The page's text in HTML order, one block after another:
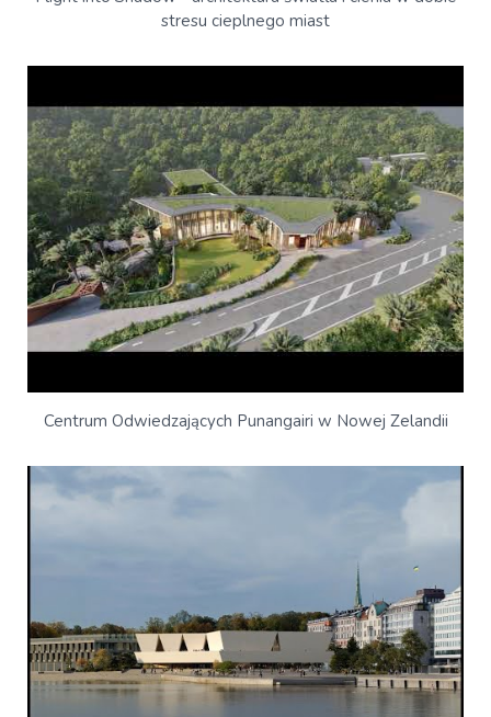
stresu cieplnego miast
Centrum Odwiedzających Punangairi w Nowej Zelandii